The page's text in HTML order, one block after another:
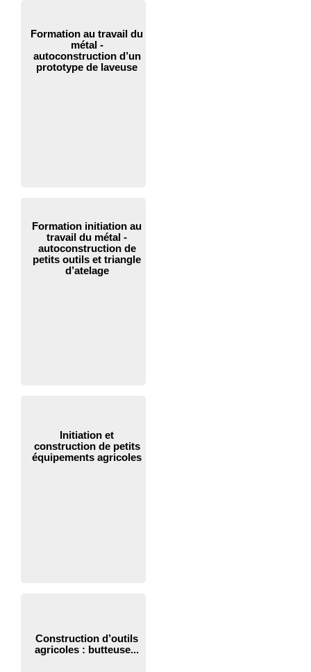
Formation au travail du
métal -
autoconstruction d’un
prototype de laveuse
Formation initiation au
travail du métal -
autoconstruction de
petits outils et triangle
d’atelage
Initiation et
construction de petits
équipements agricoles
Construction d’outils
agricoles : butteuse...